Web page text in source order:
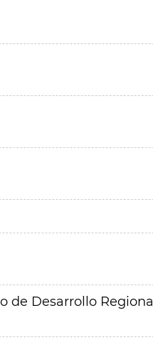
de Desarrollo Regional